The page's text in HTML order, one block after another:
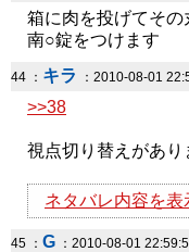
箱に肉を投げてその
南○錠をつけます
44 ： キラ ：2010-08-01
>>38
視点切り替えがあり
ネタバレ内容を表
45 ： G ：2010-08-01